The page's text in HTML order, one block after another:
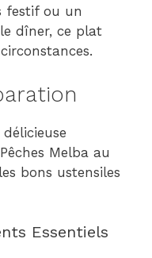
festif ou un
dîner, ce plat
Melba au
bons ustensiles
Essentiels